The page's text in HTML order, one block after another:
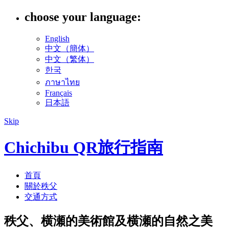
choose your language:
English
中文（簡体）
中文（繁体）
한국
ภาษาไทย
Français
日本語
Skip
Chichibu QR旅行指南
首頁
關於秩父
交通方式
秩父、横瀬的美術館及横瀬的自然之美